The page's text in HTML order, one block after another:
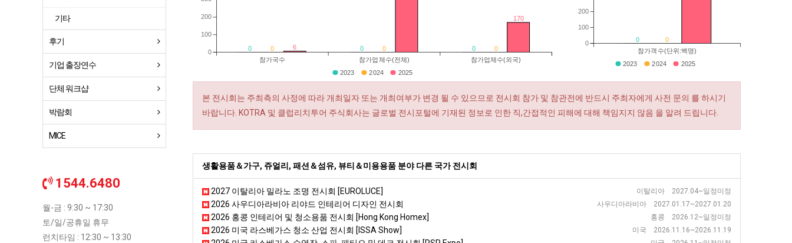
0 0 0
0 0 0
6
170
참가국수 참가업체수(전체) 참가업체수(외국)
0
100
200
2023 2024 2025
0 0
참가객수(단위:백명)
0
100
200
2023 2024 2025
본 전시회는 주최측의 사정에 따라 개최일자 또는 개최여부가 변경 될 수 있으므로 전시회 참가 및 참관전에 반드시 주최자에게 사전 문의 를 하시기
바랍니다. KOTRA 및 클럽리치투어 주식회사는 글로벌 전시포털에 기재된 정보로 인한 직,간접적인 피해에 대해 책임지지 않음 을 알려 드립니다.
생활용품＆가구, 쥬얼리, 패션＆섬유, 뷰티＆미용용품 분야 다른 국가 전시회
이탈리아 2027.04~일정미정
2027 이탈리아 밀라노 조명 전시회 [EUROLUCE]
사우디아라비아 2027.01.17~2027.01.20
2026 사우디아라비아 리야드 인테리어 디자인 전시회
홍콩 2026.12~일정미정
2026 홍콩 인테리어 및 청소용품 전시회 [Hong Kong Homex]
미국 2026.11.16~2026.11.19
2026 미국 라스베가스 청소 산업 전시회 [ISSA Show]
기타
후기
기업 출장연수
단체 워크샵
박람회
MICE
1544.6480
월-금 : 9:30 ~ 17:30
토/일/공휴일 휴무
런치타임 : 12:30 ~ 13:30